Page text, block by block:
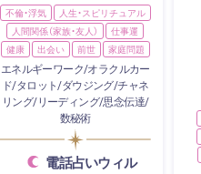
不倫・浮気
人生・スピリチュアル
人間関係（家族・友人）
仕事運
健康
出会い 前世 家庭問題
エネルギーワーク/オラクルカー
ド/タロット/ダウジング/チャネ
リング/リーディング/思念伝達/
数秘術
電話占いウィル